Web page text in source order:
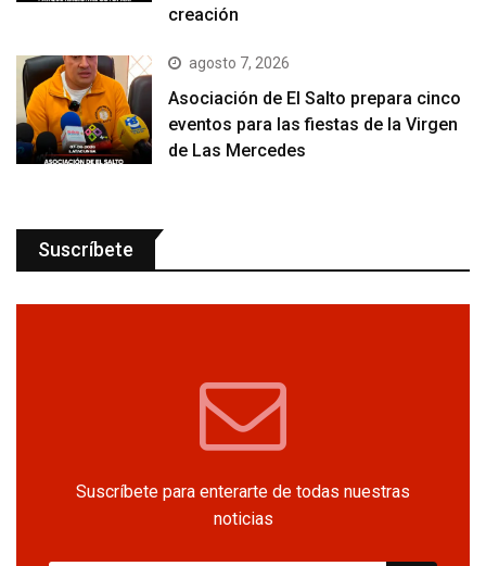
creación
agosto 7, 2026
Asociación de El Salto prepara cinco
eventos para las fiestas de la Virgen
de Las Mercedes
Suscríbete
Suscríbete para enterarte de todas nuestras
noticias